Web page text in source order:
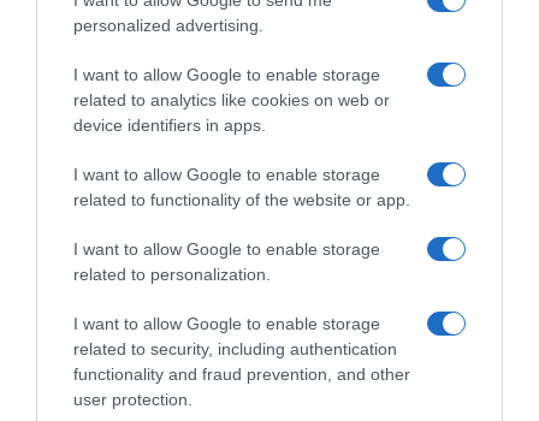
personalized advertising.
I want to allow Google to enable storage
related to analytics like cookies on web or
device identifiers in apps.
I want to allow Google to enable storage
related to functionality of the website or app.
I want to allow Google to enable storage
related to personalization.
I want to allow Google to enable storage
related to security, including authentication
functionality and fraud prevention, and other
user protection.
kako bi se osigurala brža i efikasnija dijagnostika. Ovaj slučaj
ustanovama kako bi se spriječili slični propusti u budućnosti.
Slušajući pacijente, medicinsko osoblje može ne samo spasiti
živote, već i poboljšati kvalitetu života onih koji su se suočili s
izmišljeni ili prilagođeni u svrhu pripovijedanja.